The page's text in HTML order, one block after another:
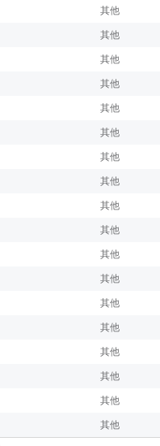
其他
其他
其他
其他
其他
其他
其他
其他
其他
其他
其他
其他
其他
其他
其他
其他
其他
其他